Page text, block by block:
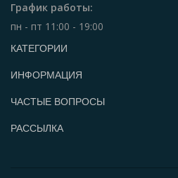
График работы:
пн - пт 11:00 - 19:00
КАТЕГОРИИ
ИНФОРМАЦИЯ
ЧАСТЫЕ ВОПРОСЫ
РАССЫЛКА